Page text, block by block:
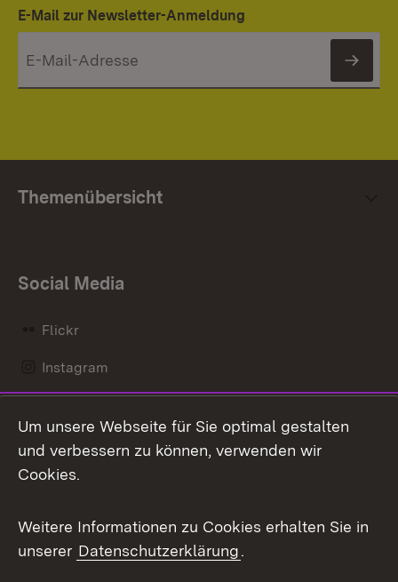
E-Mail zur Newsletter-Anmeldung
Themenübersicht
Social Media
Flickr
Instagram
Mastodon
Messenger
Social Wall
X / Twitter
Um unsere Webseite für Sie optimal gestalten
und verbessern zu können, verwenden wir
Cookies.
Weitere Informationen zu Cookies erhalten Sie in
unserer Datenschutzerklärung.